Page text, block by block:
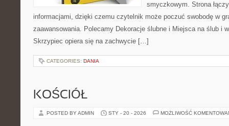
smyczkowym. Strona
informacjami, dzięki czemu czytelnik może poczuć swobodę w
zaawansowania. Polecamy Dekoracje ślubne i Miejsca na ślub i
Skrzypiec opiera się na zachwycie […]
CATEGORIES: DANIA
KOŚCIÓŁ
POSTED BY ADMIN STY - 20 - 2026 MOŻLIWOŚĆ